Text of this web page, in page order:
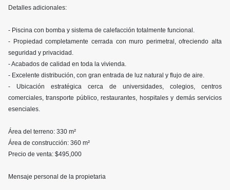
Detalles adicionales:
- Piscina con bomba y sistema de calefacción totalmente funcional.
- Propiedad completamente cerrada con muro perimetral, ofreciendo alta
seguridad y privacidad.
- Acabados de calidad en toda la vivienda.
- Excelente distribución, con gran entrada de luz natural y flujo de aire.
- Ubicación estratégica cerca de universidades, colegios, centros
comerciales, transporte público, restaurantes, hospitales y demás servicios
esenciales.
Área del terreno: 330 m²
Área de construcción: 360 m²
Precio de venta: $495,000
Mensaje personal de la propietaria